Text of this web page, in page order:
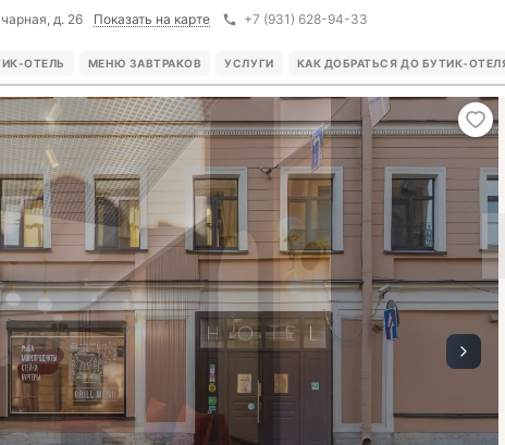
д. 26 Показать на карте +7 (931) 628-94-33
ОТЕЛЬ МЕНЮ ЗАВТРАКОВ УСЛУГИ КАК ДОБРАТЬСЯ ДО БУТИК-